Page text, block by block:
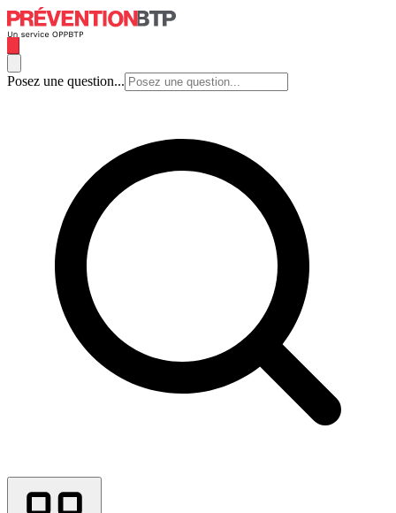
Posez une question...